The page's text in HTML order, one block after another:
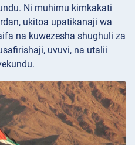
Ni muhimu kimkakati
ukitoa upatikanaji wa
na kuwezesha shughuli za
uvuvi, na utalii